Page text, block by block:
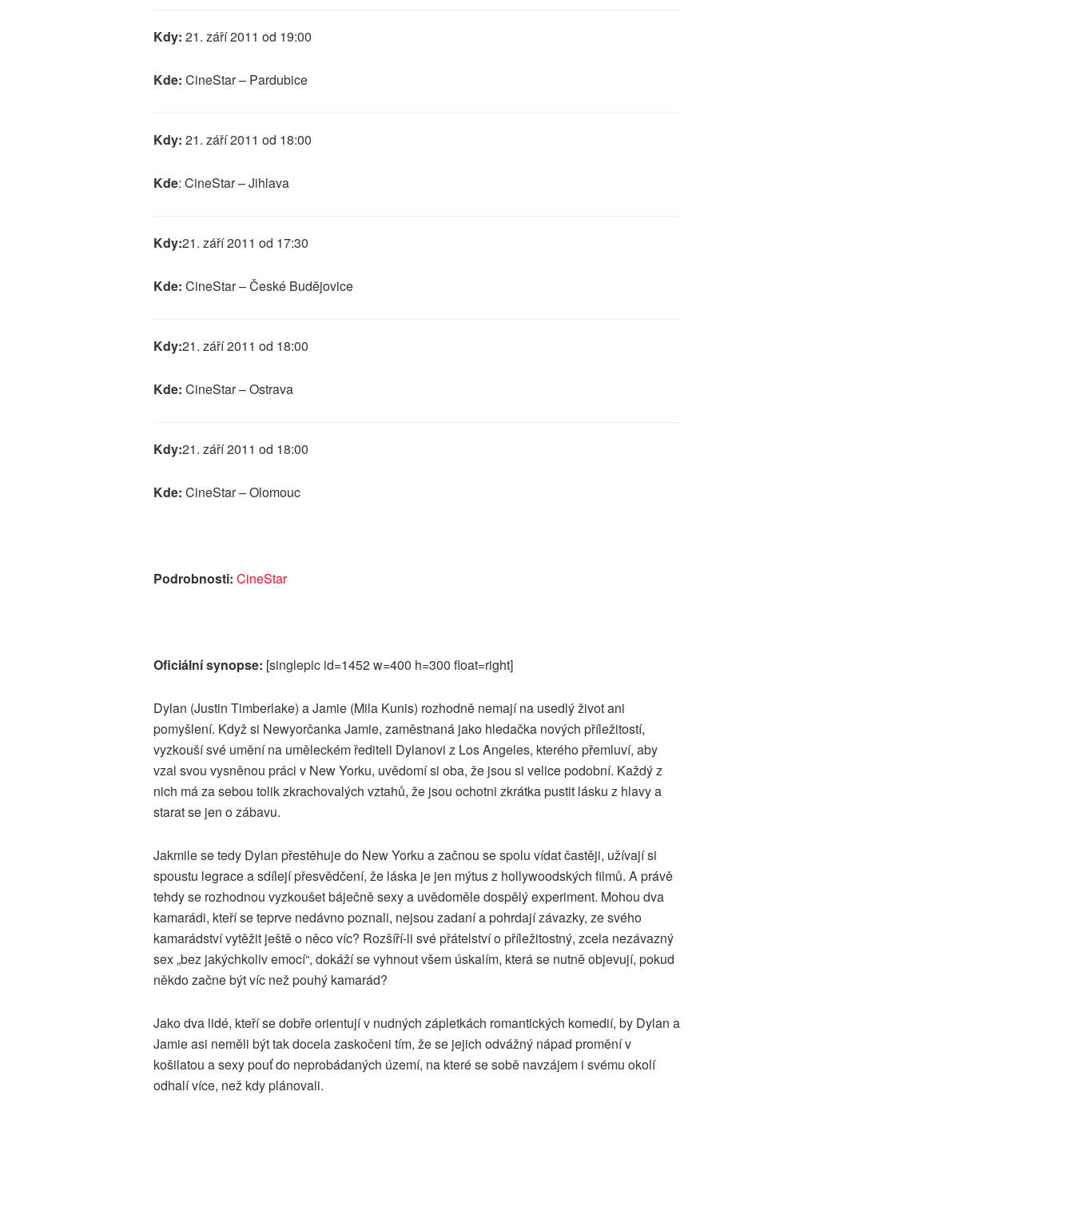
Kdy: 21. září 2011 od 19:00
Kde: CineStar – Pardubice
Kdy: 21. září 2011 od 18:00
Kde: CineStar – Jihlava
Kdy:21. září 2011 od 17:30
Kde: CineStar – České Budějovice
Kdy:21. září 2011 od 18:00
Kde: CineStar – Ostrava
Kdy:21. září 2011 od 18:00
Kde: CineStar – Olomouc
Podrobnosti: CineStar
Oficiální synopse: [singlepic id=1452 w=400 h=300 float=right]
Dylan (Justin Timberlake) a Jamie (Mila Kunis) rozhodně nemají na usedlý život ani
pomyšlení. Když si Newyorčanka Jamie, zaměstnaná jako hledačka nových příležitostí,
vyzkouší své umění na uměleckém řediteli Dylanovi z Los Angeles, kterého přemluví, aby
vzal svou vysněnou práci v New Yorku, uvědomí si oba, že jsou si velice podobní. Každý z
nich má za sebou tolik zkrachovalých vztahů, že jsou ochotni zkrátka pustit lásku z hlavy a
starat se jen o zábavu.
Jakmile se tedy Dylan přestěhuje do New Yorku a začnou se spolu vídat častěji, užívají si
spoustu legrace a sdílejí přesvědčení, že láska je jen mýtus z hollywoodských filmů. A právě
tehdy se rozhodnou vyzkoušet báječně sexy a uvědoměle dospělý experiment. Mohou dva
kamarádi, kteří se teprve nedávno poznali, nejsou zadaní a pohrdají závazky, ze svého
kamarádství vytěžit ještě o něco víc? Rozšíří-li své přátelství o příležitostný, zcela nezávazný
sex „bez jakýchkoliv emocí“, dokáží se vyhnout všem úskalím, která se nutně objevují, pokud
někdo začne být víc než pouhý kamarád?
Jako dva lidé, kteří se dobře orientují v nudných zápletkách romantických komedií, by Dylan a
Jamie asi neměli být tak docela zaskočeni tím, že se jejich odvážný nápad promění v
košilatou a sexy pouť do neprobádaných území, na které se sobě navzájem i svému okolí
odhalí více, než kdy plánovali.